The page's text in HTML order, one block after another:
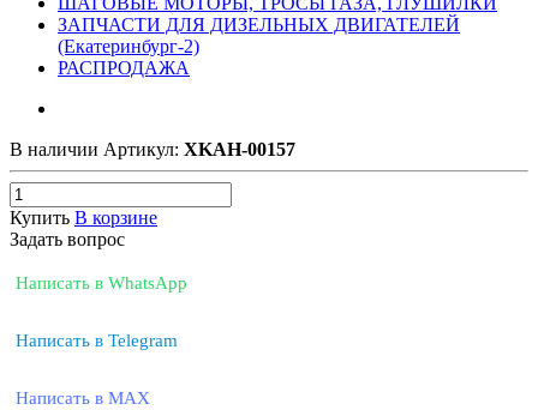
ЗАПЧАСТИ ДЛЯ ДИЗЕЛЬНЫХ ДВИГАТЕЛЕЙ
(Екатеринбург-2)
РАСПРОДАЖА
В наличии Артикул: XKAH-00157
Купить В корзине
Задать вопрос
Написать в WhatsApp
Написать в Telegram
Написать в MAX